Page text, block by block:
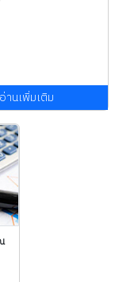
อ่านเพิ่มเติม